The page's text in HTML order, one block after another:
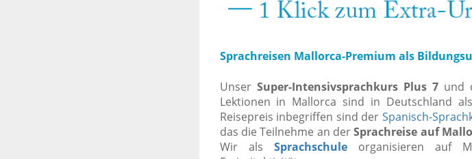
Sprachreisen Mallorca-Premium als
Unser Super-Intensivsprachkurs Plus 7und
Lektionen in Mallorca sind in Deutschland als
Reisepreis inbegriffen sind der Spanisch-
das die Teilnehme an derSprachreise auf
Wir als Sprachschule
organisieren auf